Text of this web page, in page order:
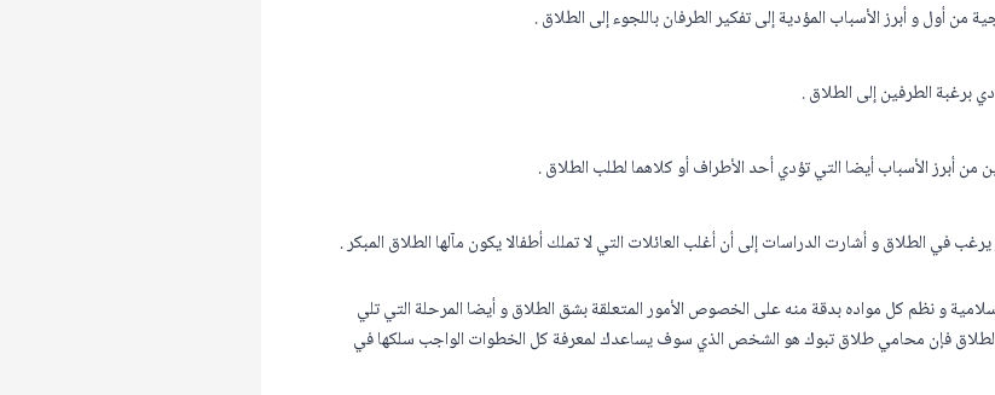
أول و أبرز الأسباب المؤدية إلى تفكير الطرفان باللجوء إلى الطلاق .
برغبة الطرفين إلى الطلاق .
من أبرز الأسباب أيضا التي تؤدي أحد الأطراف أو كلاهما لطلب الطلاق .
في الطلاق و أشارت الدراسات إلى أن أغلب العائلات التي لا تملك أطفالا يكون مآلها الطلاق المبكر .
و نظم كل مواده بدقة منه على الخصوص الأمور المتعلقة بشق الطلاق و أيضا المرحلة التي تلي
فإن محامي طلاق تبوك هو الشخص الذي سوف يساعدك لمعرفة كل الخطوات الواجب سلكها في